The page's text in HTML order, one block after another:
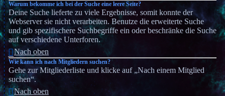
Warum bekomme ich bei der Suche eine leere Seite?
Deine Suche lieferte zu viele Ergebnisse, somit konnte der
Webserver sie nicht verarbeiten. Benutze die erweiterte Suche
und gib spezifischere Suchbegriffe ein oder beschränke die Suche
auf verschiedene Unterforen.
Nach oben
Wie kann ich nach Mitgliedern suchen?
Gehe zur Mitgliederliste und klicke auf „Nach einem Mitglied
suchen“.
Nach oben